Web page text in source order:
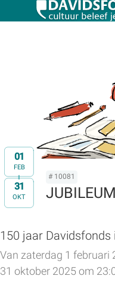
01
FEB
t/m
31
OKT
# 10081
150 jaar Davidsfonds
Van zaterdag 1 februari
31 oktober 2025 om